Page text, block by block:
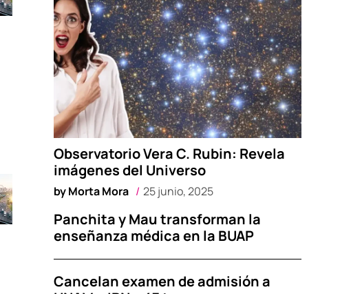
Observatorio Vera C. Rubin: Revela
imágenes del Universo
byMorta Mora 25 junio, 2025
Panchita y Mau transforman la
enseñanza médica en la BUAP
Cancelan examen de admisión a